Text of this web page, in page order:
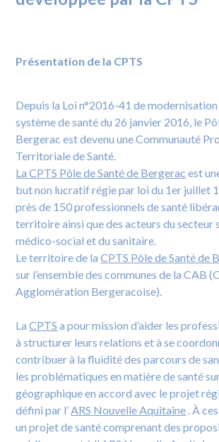
Présentation de la CPTS
Depuis la Loi n°2016-41 de
système de santé du 26 janvier 2016, le
Bergerac est devenu une Communauté
Territoriale de Santé.
La CPTS Pôle de Santé de Bergerac est
but non lucratif régie par loi du 1er juillet
près de 150 professionnels de santé
territoire ainsi que des acteurs du secteur
médico-social et du sanitaire.
Le territoire de laCPTS Pôle de Santé de
sur l’ensemble des communes de la CAB
Agglomération Bergeracoise).
LaCPTS a pour mission d’aider les
à structurer leurs relations et à se
contribuer à la fluidité des parcours de
les problématiques en matière de santé
géographique en accord avec le projet
défini par l’ARS Nouvelle Aquitaine . À
un projet de santé comprenant des